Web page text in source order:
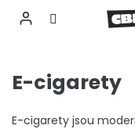
obsah
E-cigarety
E-cigarety jsou